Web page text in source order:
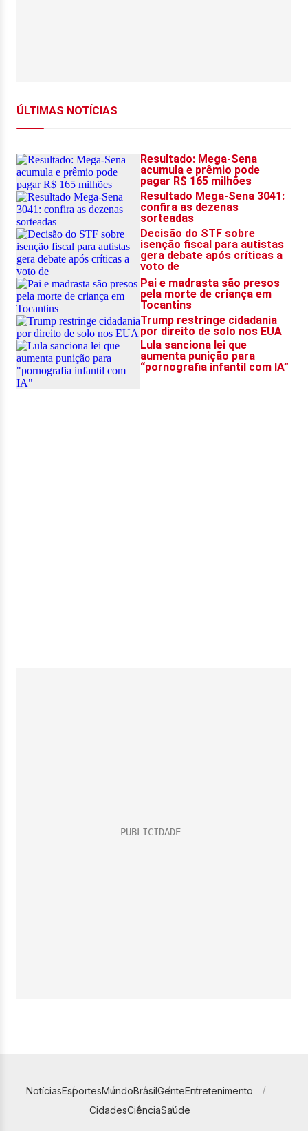
NotíciasEsportesMundoBrasilGenteEntretenimento
CidadesCiênciaSaúde